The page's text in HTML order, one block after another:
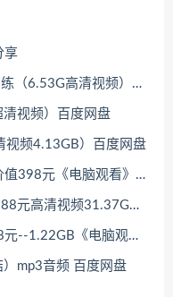
享
高清视频）百度网盘
视频）百度网盘
视频4.13GB）百度网盘
《电脑观看》）百度网盘
视频31.37GB）百度网盘
《电脑观看》）百度网盘
mp3音频 百度网盘